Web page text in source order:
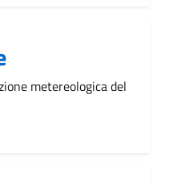
metereologica del